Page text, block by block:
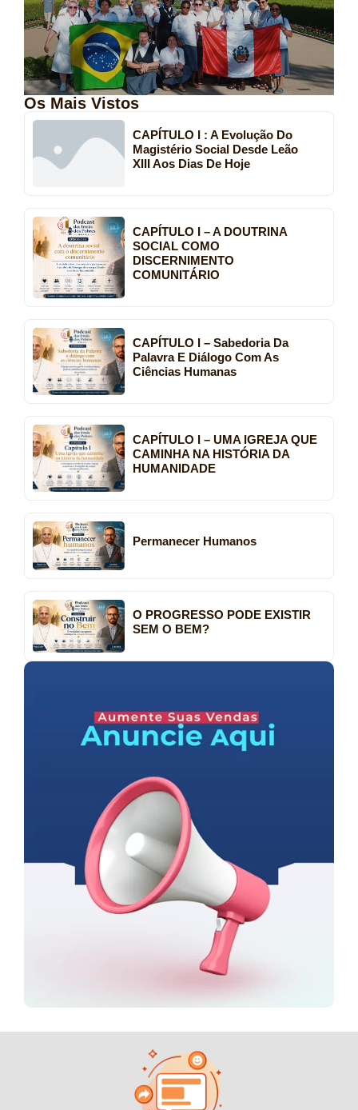
Os Mais Vistos
CAPÍTULO I : A Evolução Do
Magistério Social Desde Leão
XIII Aos Dias De Hoje
CAPÍTULO I – A DOUTRINA
SOCIAL COMO
DISCERNIMENTO
COMUNITÁRIO
CAPÍTULO I – Sabedoria Da
Palavra E Diálogo Com As
Ciências Humanas
CAPÍTULO I – UMA IGREJA QUE
CAMINHA NA HISTÓRIA DA
HUMANIDADE
Permanecer Humanos
O PROGRESSO PODE EXISTIR
SEM O BEM?